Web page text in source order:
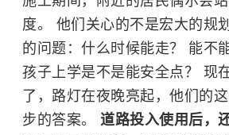
度。 他们关心的不是宏大的规
的问题：什么时候能走？ 能不
孩子上学是不是能安全点？ 现
了，路灯在夜晚亮起，他们的
步的答案。 道路投入使用后，